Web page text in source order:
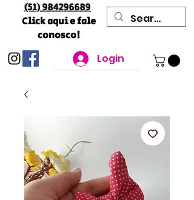
(51) 984296689
Click aqui e fale
conosco!
Login